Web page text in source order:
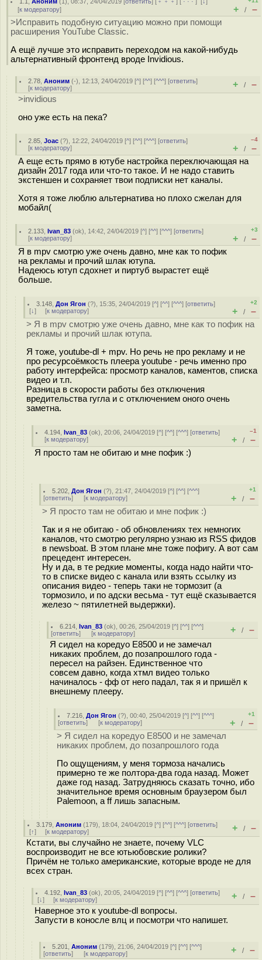
[к модератору] + / –
>Исправить подобную ситуацию можно при помощи
расширения YouTube Classic.
А ещё лучше это исправить переходом на какой-нибудь
альтернативный фронтенд вроде Invidious.
2.78 ,Аноним (-), 12:13, 24/04/2019 [^] [^^] [^^^] [ответить]
[к модератору] + / –
>invidious
оно уже есть на пека?
2.85 ,Joac (?), 12:22, 24/04/2019 [^] [^^] [^^^] [ответить]
[к модератору]
–4
+ / –
А еще есть прямо в ютубе настройка переключающая на
дизайн 2017 года или что-то такое. И не надо ставить
экстеншен и сохраняет твои подписки нет каналы.
Хотя я тоже люблю альтернатива но плохо сжелан для
мобайл(
2.133 ,Ivan_83 (ok), 14:42, 24/04/2019 [^] [^^] [^^^] [ответить]
[к модератору]
+3
+ / –
Я в mpv смотрю уже очень давно, мне как то пофик
на рекламы и прочий шлак ютупа.
Надеюсь ютуп сдохнет и пиртуб вырастет ещё
больше.
3.148 ,Дон Ягон (?), 15:35, 24/04/2019 [^] [^^] [^^^] [ответить]
[↓] [к модератору]
+2
+ / –
> Я в mpv смотрю уже очень давно, мне как то пофик на
рекламы и прочий шлак ютупа.
Я тоже, youtube-dl + mpv. Но речь не про рекламу и не
про ресурсоёмкость плеера youtube - речь именно про
работу интерфейса: просмотр каналов, каментов, списка
видео и т.п.
Разница в скорости работы без отключения
вредительства гугла и с отключением оного очень
заметна.
4.194 ,Ivan_83 (ok), 20:06, 24/04/2019 [^] [^^] [^^^] [ответить]
[к модератору]
–1
+ / –
Я просто там не обитаю и мне пофик :)
5.202 ,Дон Ягон (?), 21:47, 24/04/2019 [^] [^^] [^^^]
[ответить] [к модератору]
+1
+ / –
> Я просто там не обитаю и мне пофик :)
Так и я не обитаю - об обновлениях тех немногих
каналов, что смотрю регулярно узнаю из RSS фидов
в newsboat. В этом плане мне тоже пофигу. А вот сам
прецедент интересен.
Ну и да, в те редкие моменты, когда надо найти что-
то в списке видео с канала или взять ссылку из
описания видео - теперь таки не тормозит (а
тормозило, и по адски весьма - тут ещё сказывается
железо ~ пятилетней выдержки).
6.214 ,Ivan_83 (ok), 00:26, 25/04/2019 [^] [^^] [^^^]
[ответить] [к модератору] + / –
Я сидел на коредуо Е8500 и не замечал
никаких проблем, до позапрошлого года -
пересел на райзен. Единственное что
совсем давно, когда хтмл видео только
начиналось - фф от него падал, так я и пришёл к
внешнему плееру.
7.216 ,Дон Ягон (?), 00:40, 25/04/2019 [^] [^^] [^^^]
[ответить] [к модератору]
+1
+ / –
> Я сидел на коредуо Е8500 и не замечал
никаких проблем, до позапрошлого года
По ощущениям, у меня тормоза начались
примерно те же полтора-два года назад. Может
даже год назад. Затрудняюсь сказать точно, ибо
значительное время основным браузером был
Palemoon, а ff лишь запасным.
3.179 ,Аноним (179), 18:04, 24/04/2019 [^] [^^] [^^^] [ответить]
[↑] [к модератору] + / –
Кстати, вы случайно не знаете, почему VLC
воспроизводит не все ютьюбовские ролики?
Причём не только американские, которые вроде не для
всех стран.
4.192 ,Ivan_83 (ok), 20:05, 24/04/2019 [^] [^^] [^^^] [ответить]
[↓] [к модератору] + / –
Наверное это к youtube-dl вопросы.
Запусти в коносле влц и посмотри что напишет.
5.201 ,Аноним (179), 21:06, 24/04/2019 [^] [^^] [^^^]
[ответить] [к модератору] + / –